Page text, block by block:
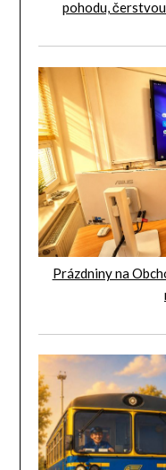
pohodu,
Prázdniny na